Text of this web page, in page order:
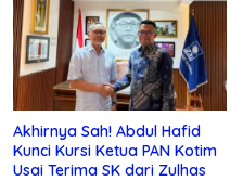
Akhirnya Sah! Abdul Hafid
Kunci Kursi Ketua PAN Kotim
Usai Terima SK dari Zulhas